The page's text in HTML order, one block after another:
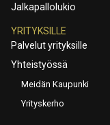
Jalkapallolukio
YRITYKSILLE
Palvelut yrityksille
Yhteistyössä
Meidän Kaupunki
Yrityskerho